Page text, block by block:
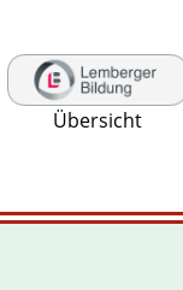
Übersicht